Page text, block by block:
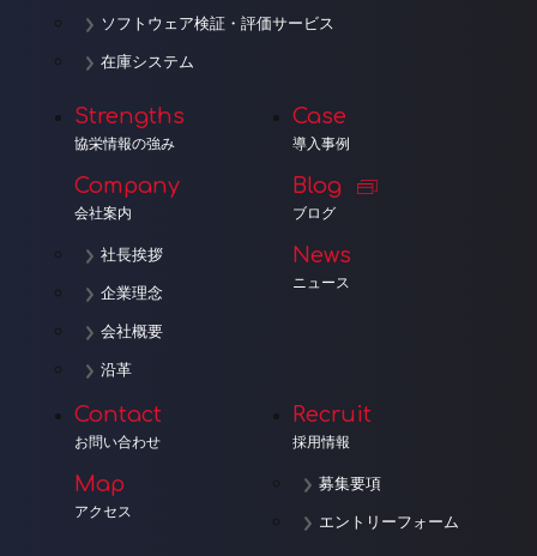
ソフトウェア検証・評価サービス
在庫システム
Strengths
協栄情報の強み
Company
会社案内
社長挨拶
企業理念
会社概要
沿革
Case
導入事例
Blog
ブログ
News
ニュース
Contact
お問い合わせ
Map
アクセス
Recruit
採用情報
募集要項
エントリーフォーム